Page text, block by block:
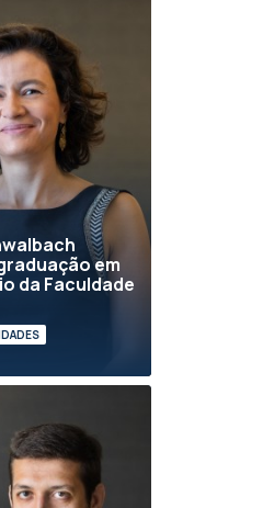
em
da Faculdade